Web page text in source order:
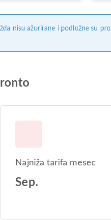
nisu ažurirane i podložne su
Najniža tarifa mesec
Sep.